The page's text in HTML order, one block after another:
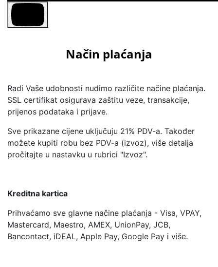
Način plaćanja
Radi Vaše udobnosti nudimo različite načine plaćanja.
SSL certifikat osigurava zaštitu veze, transakcije,
prijenos podataka i prijave.
Sve prikazane cijene uključuju 21% PDV-a. Također
možete kupiti robu bez PDV-a (izvoz), više detalja
pročitajte u nastavku u rubrici "Izvoz".
Kreditna kartica
Prihvaćamo sve glavne načine plaćanja - Visa, VPAY,
Mastercard, Maestro, AMEX, UnionPay, JCB,
Bancontact, iDEAL, Apple Pay, Google Pay i više.